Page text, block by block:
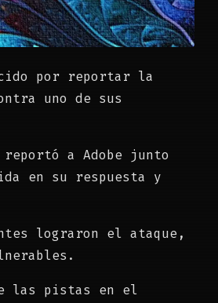
por reportar la
uno de sus
a Adobe junto
en su respuesta y
lograron el ataque,
las pistas en el